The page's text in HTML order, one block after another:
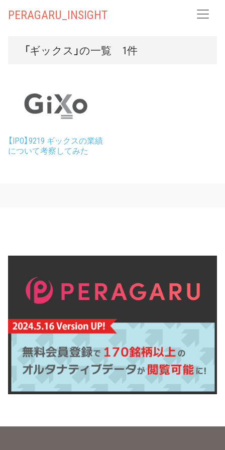
PERAGARU_INSIGHT
「ギックス」の一覧 1件
【IPO】9219 ギックスの業績
について考察してみた